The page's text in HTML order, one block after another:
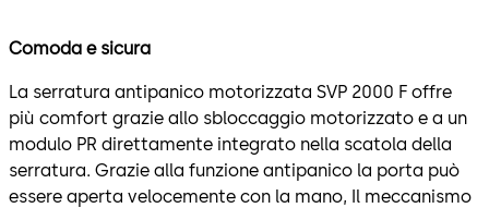
Comoda e sicura
La serratura antipanico motorizzata SVP 2000 F offre
più comfort grazie allo sbloccaggio motorizzato e a un
modulo PR direttamente integrato nella scatola della
serratura. Grazie alla funzione antipanico la porta può
essere aperta velocemente con la mano, Il meccanismo